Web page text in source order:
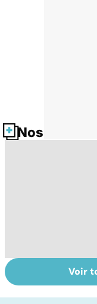
Nos fiches
Tout savoir sur
les virus
Voir